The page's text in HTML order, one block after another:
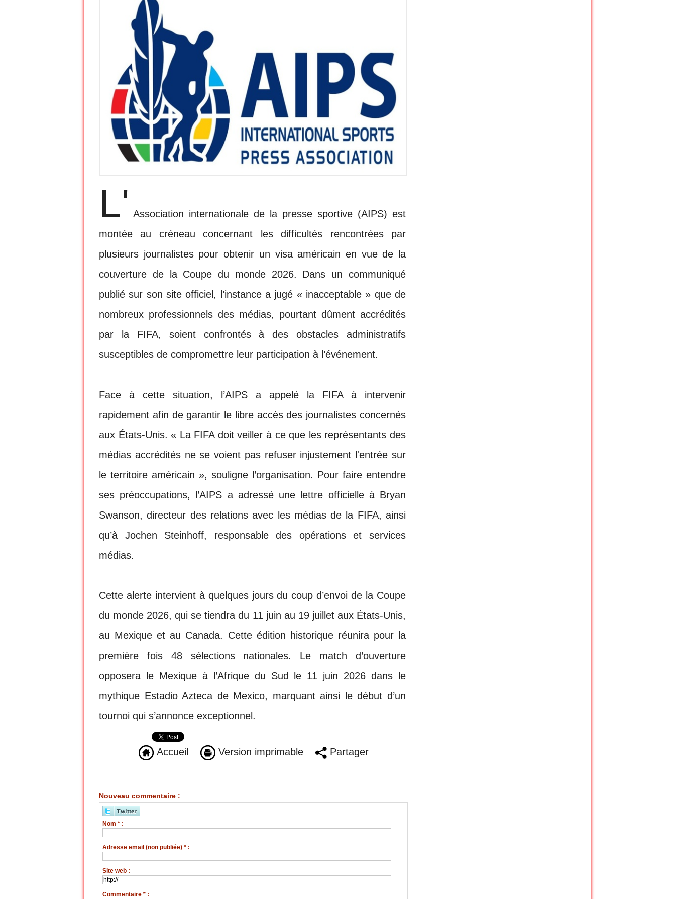
L' Association internationale de la presse sportive (AIPS) est
montée au créneau concernant les difficultés rencontrées par
plusieurs journalistes pour obtenir un visa américain en vue de la
couverture de la Coupe du monde 2026. Dans un communiqué
publié sur son site officiel, l’instance a jugé « inacceptable » que de
nombreux professionnels des médias, pourtant dûment accrédités
par la FIFA, soient confrontés à des obstacles administratifs
susceptibles de compromettre leur participation à l’événement.
Face à cette situation, l’AIPS a appelé la FIFA à intervenir
rapidement afin de garantir le libre accès des journalistes concernés
aux États-Unis. « La FIFA doit veiller à ce que les représentants des
médias accrédités ne se voient pas refuser injustement l'entrée sur
le territoire américain », souligne l’organisation. Pour faire entendre
ses préoccupations, l’AIPS a adressé une lettre officielle à Bryan
Swanson, directeur des relations avec les médias de la FIFA, ainsi
qu’à Jochen Steinhoff, responsable des opérations et services
médias.
Cette alerte intervient à quelques jours du coup d’envoi de la Coupe
du monde 2026, qui se tiendra du 11 juin au 19 juillet aux États-Unis,
au Mexique et au Canada. Cette édition historique réunira pour la
première fois 48 sélections nationales. Le match d’ouverture
opposera le Mexique à l’Afrique du Sud le 11 juin 2026 dans le
mythique Estadio Azteca de Mexico, marquant ainsi le début d’un
tournoi qui s’annonce exceptionnel.
Accueil Version imprimable Partager
Nouveau commentaire :
Nom * :
Adresse email (non publiée) * :
Site web :
Commentaire * :